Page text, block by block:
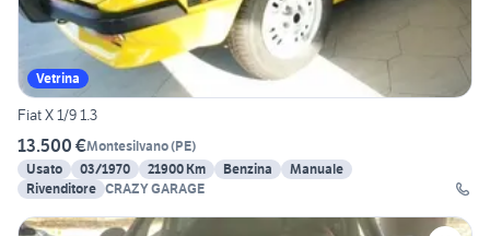
Vetrina
Fiat X 1/9 1.3
13.500 €Montesilvano(PE)
Usato
03/1970 21900 Km Benzina
Manuale
Rivenditore CRAZY GARAGE